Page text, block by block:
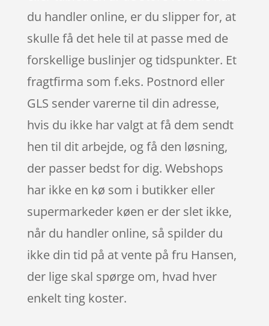
du handler online, er du slipper for, at
skulle få det hele til at passe med de
forskellige buslinjer og tidspunkter. Et
fragtfirma som f.eks. Postnord eller
GLS sender varerne til din adresse,
hvis du ikke har valgt at få dem sendt
hen til dit arbejde, og få den løsning,
der passer bedst for dig. Webshops
har ikke en kø som i butikker eller
supermarkeder køen er der slet ikke,
når du handler online, så spilder du
ikke din tid på at vente på fru Hansen,
der lige skal spørge om, hvad hver
enkelt ting koster.